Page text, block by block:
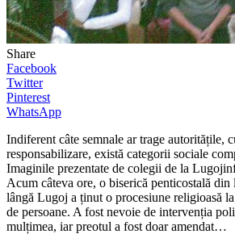
Share
Facebook
Twitter
Pinterest
WhatsApp
Indiferent câte semnale ar trage autoritățile,
responsabilizare, există categorii sociale
Imaginile prezentate de colegii de la
Acum câteva ore, o biserică penticostală din
lângă Lugoj a ținut o procesiune religioasă
de persoane. A fost nevoie de intervenția
mulțimea, iar preotul a fost doar amendat…